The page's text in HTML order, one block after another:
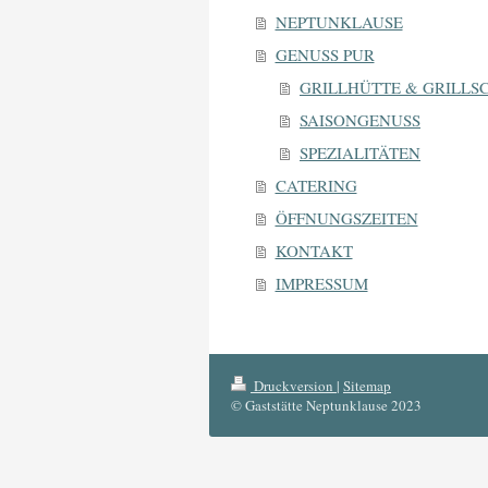
NEPTUNKLAUSE
GENUSS PUR
GRILLHÜTTE &
SAISONGENUSS
SPEZIALITÄTEN
CATERING
ÖFFNUNGSZEITEN
KONTAKT
IMPRESSUM
Druckversion | Sitemap
© Gaststätte Neptunklause 2023